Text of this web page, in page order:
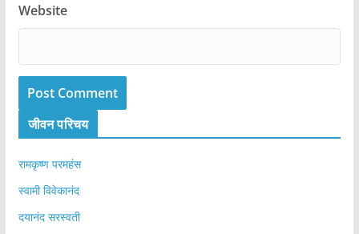
Website
जीवन परिचय
रामकृष्ण परमहंस
स्वामी विवेकानंद
दयानंद सरस्वती